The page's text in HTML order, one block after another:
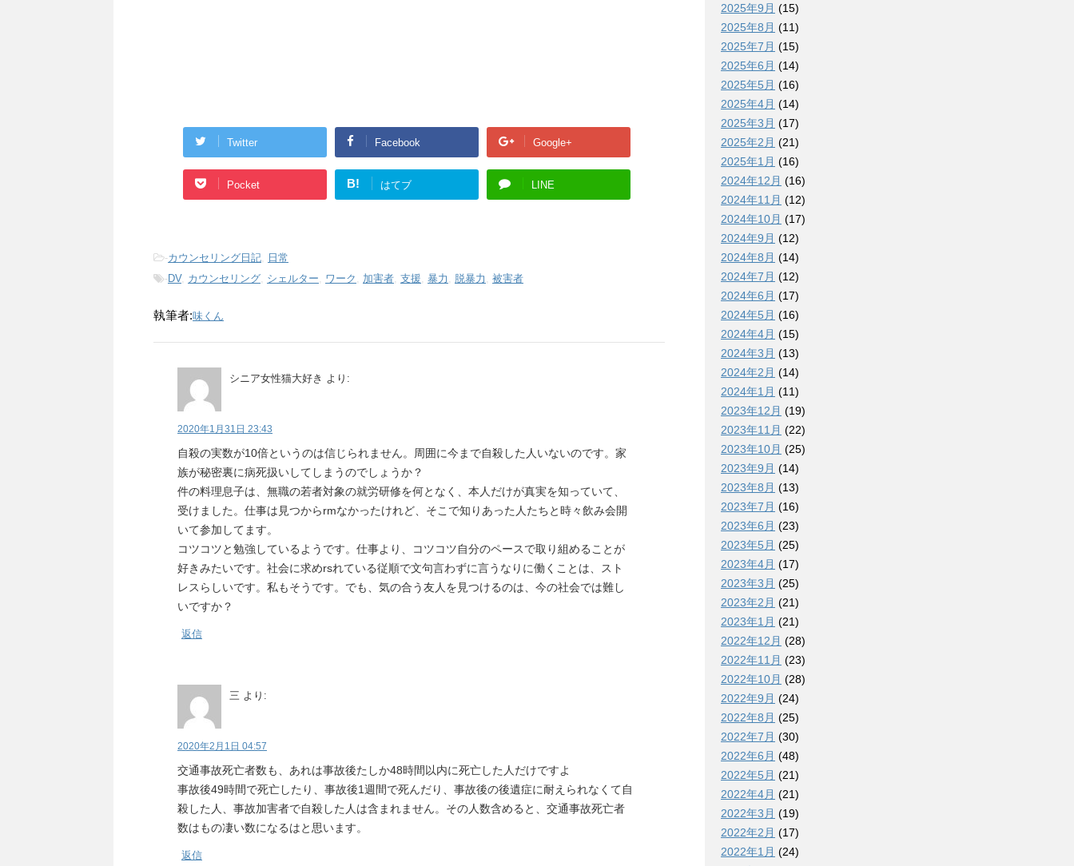
Twitter Facebook Google+
Pocket B! はてブ LINE
-カウンセリング日記, 日常
-DV, カウンセリング, シェルター, ワーク , 加害者, 支援, 暴力 , 脱暴力 , 被害者
執筆者:味くん
シニア女性猫大好き より:
2020年1月31日 23:43
自殺の実数が10倍というのは信じられません。周囲に今まで自殺した人いないのです。家
族が秘密裏に病死扱いしてしまうのでしょうか？
件の料理息子は、無職の若者対象の就労研修を何となく、本人だけが真実を知っていて、
受けました。仕事は見つからrmなかったけれど、そこで知りあった人たちと時々飲み会開
いて参加してます。
コツコツと勉強しているようです。仕事より、コツコツ自分のペースで取り組めることが
好きみたいです。社会に求めrsれている従順で文句言わずに言うなりに働くことは、スト
レスらしいです。私もそうです。でも、気の合う友人を見つけるのは、今の社会では難し
いですか？
返信
三 より:
2020年2月1日 04:57
交通事故死亡者数も、あれは事故後たしか48時間以内に死亡した人だけですよ
事故後49時間で死亡したり、事故後1週間で死んだり、事故後の後遺症に耐えられなくて自
殺した人、事故加害者で自殺した人は含まれません。その人数含めると、交通事故死亡者
数はもの凄い数になるはと思います。
返信
2025年9月 (15)
2025年8月 (11)
2025年7月 (15)
2025年6月 (14)
2025年5月 (16)
2025年4月 (14)
2025年3月 (17)
2025年2月 (21)
2025年1月 (16)
2024年12月 (16)
2024年11月 (12)
2024年10月 (17)
2024年9月 (12)
2024年8月 (14)
2024年7月 (12)
2024年6月 (17)
2024年5月 (16)
2024年4月 (15)
2024年3月 (13)
2024年2月 (14)
2024年1月 (11)
2023年12月 (19)
2023年11月 (22)
2023年10月 (25)
2023年9月 (14)
2023年8月 (13)
2023年7月 (16)
2023年6月 (23)
2023年5月 (25)
2023年4月 (17)
2023年3月 (25)
2023年2月 (21)
2023年1月 (21)
2022年12月 (28)
2022年11月 (23)
2022年10月 (28)
2022年9月 (24)
2022年8月 (25)
2022年7月 (30)
2022年6月 (48)
2022年5月 (21)
2022年4月 (21)
2022年3月 (19)
2022年2月 (17)
2022年1月 (24)